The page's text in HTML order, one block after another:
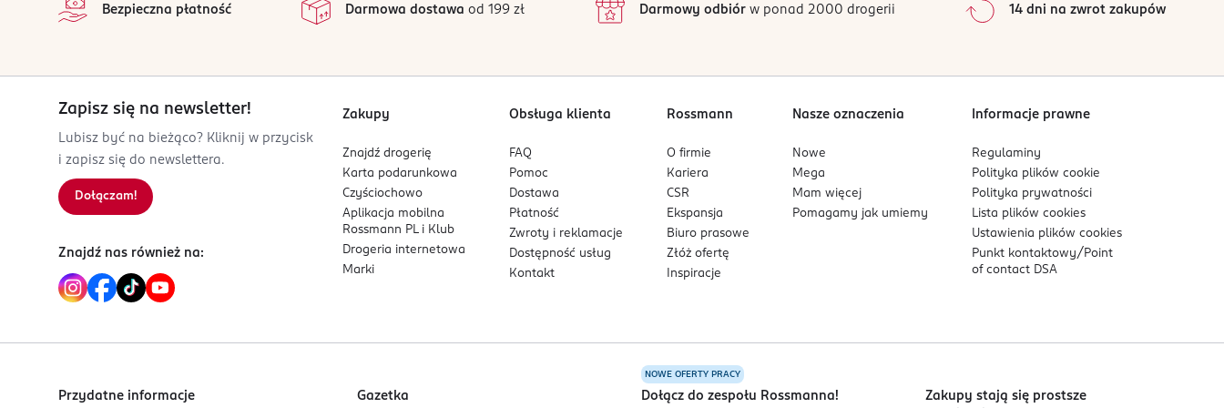
4 059729 540294
1
0%
Sortowanie wgdata: od najnowszej
Bezpieczna płatność Darmowa dostawa od 199 zł Darmowy odbiórw ponad 2000 drogerii 14 dni na zwrot zakupów
Zapisz się na newsletter!
Lubisz być na bieżąco? Kliknij w przycisk
i zapisz się do newslettera.
Dołączam!
Znajdź nas również na:
Zakupy
Znajdź drogerię
Karta podarunkowa
Czyściochowo
Aplikacja mobilna
Rossmann PL i Klub
Drogeria internetowa
Marki
Obsługa klienta
FAQ
Pomoc
Dostawa
Płatność
Zwroty i reklamacje
Dostępność usług
Kontakt
Rossmann
O firmie
Kariera
CSR
Ekspansja
Biuro prasowe
Złóż ofertę
Inspiracje
Nasze oznaczenia
Nowe
Mega
Mam więcej
Pomagamy jak umiemy
Informacje prawne
Regulaminy
Polityka plikówcookie
Polityka prywatności
Lista plikówcookies
Ustawienia plikówcookies
Punkt kontaktowy/ Point
of contact DSA
Przydatne informacje Gazetka
NOWE OFERTY PRACY
Dołącz do zespołu Rossmanna! Zakupy stają się prostsze